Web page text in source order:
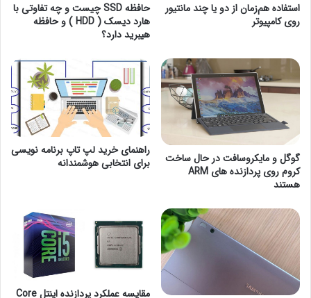
استفاده هم‌زمان از دو یا چند مانتیور
روی کامپیوتر
حافظه SSD چیست و چه تفاوتی با
هارد دیسک ( HDD ) و حافظه
هیبرید دارد؟
گوگل و مایکروسافت در حال ساخت
کروم روی پردازنده های ARM
هستند
راهنمای خرید لپ تاپ برنامه نویسی
برای انتخابی هوشمندانه
مقایسه عملکرد پردازنده اینتل Core